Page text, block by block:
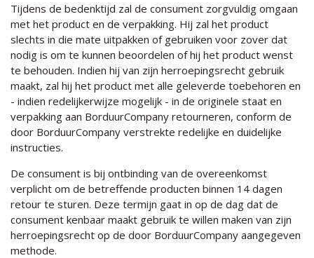
Tijdens de bedenktijd zal de consument zorgvuldig omgaan
met het product en de verpakking. Hij zal het product
slechts in die mate uitpakken of gebruiken voor zover dat
nodig is om te kunnen beoordelen of hij het product wenst
te behouden. Indien hij van zijn herroepingsrecht gebruik
maakt, zal hij het product met alle geleverde toebehoren en
- indien redelijkerwijze mogelijk - in de originele staat en
verpakking aan BorduurCompany retourneren, conform de
door BorduurCompany verstrekte redelijke en duidelijke
instructies.
De consument is bij ontbinding van de overeenkomst
verplicht om de betreffende producten binnen 14 dagen
retour te sturen. Deze termijn gaat in op de dag dat de
consument kenbaar maakt gebruik te willen maken van zijn
herroepingsrecht op de door BorduurCompany aangegeven
methode.